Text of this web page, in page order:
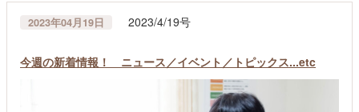
2023年04月19日 2023/4/19号
今週の新着情報！ ニュース／イベント／トピックス...etc